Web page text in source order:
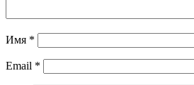
Имя *
Email *